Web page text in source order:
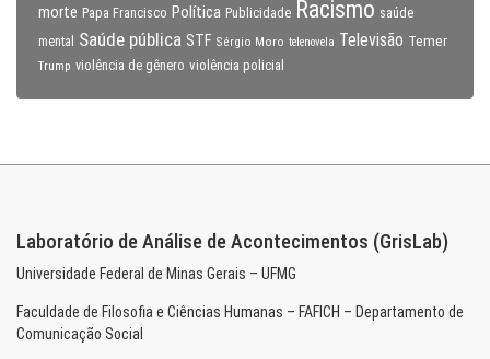
morte Papa Francisco Política Publicidade Racismo saúde
mental
Saúde pública STF Sérgio Moro telenovela Televisão Temer
Trump violência de gênero violência policial
Laboratório de Análise de Acontecimentos (GrisLab)
Universidade Federal de Minas Gerais – UFMG
Faculdade de Filosofia e Ciências Humanas – FAFICH – Departamento de
Comunicação Social